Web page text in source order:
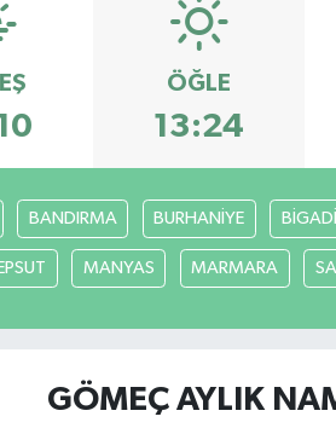
ÖĞLE
13:24
BANDIRMA BURHANİYE
MANYAS MARMARA
GÖMEÇ AYLIK